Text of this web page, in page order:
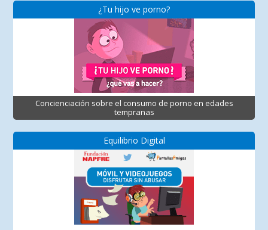
¿Tu hijo ve porno?
Concienciación sobre el consumo de porno en edades
tempranas
Equilibrio Digital